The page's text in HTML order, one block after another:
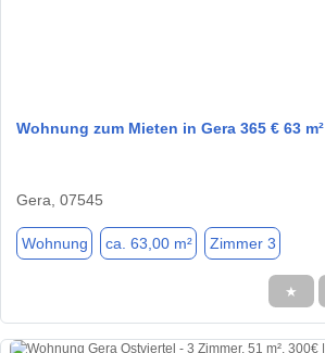
Wohnung zum Mieten in Gera 365 € 63 m²
Gera, 07545
Wohnung ca. 63,00 m² Zimmer 3
★